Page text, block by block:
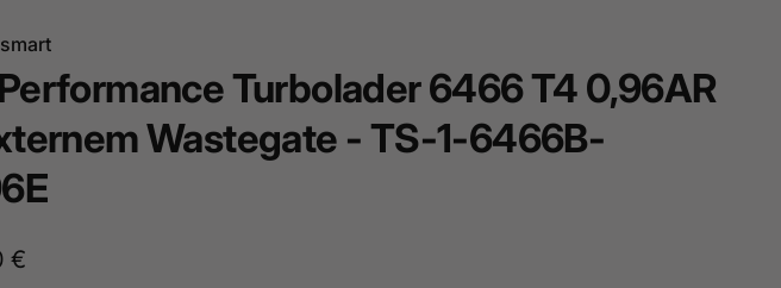
Turbolader 6466 T4 0,96AR
Wastegate - TS-1-6466B-
€
2